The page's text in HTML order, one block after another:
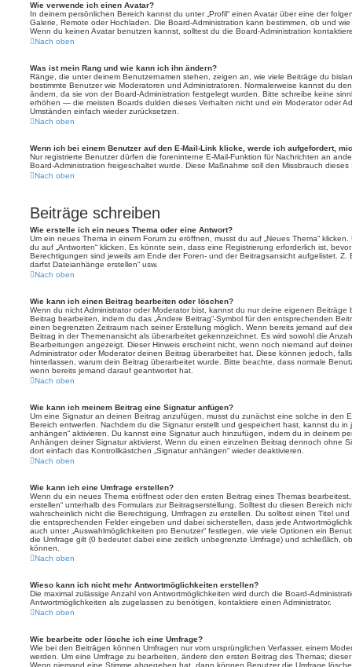
Wie verwende ich einen Avatar?
In deinem persönlichen Bereich kannst du unter „Profil“ einen Avatar über eine der
Galerie, Remote oder Hochladen. Die Board-Administration kann bestimmen, ob und
Wenn du keinen Avatar benutzen kannst, solltest du die Board-Administration
Nach oben
Was ist mein Rang und wie kann ich ihn ändern?
Ränge, die unter deinem Benutzernamen stehen, zeigen an, wie viele Beiträge du
bestimmte Benutzer wie Moderatoren und Administratoren. Normalerweise kannst du
ändern, da sie von der Board-Administration festgelegt wurden. Bitte schreibe keine
erhöhen — die meisten Boards dulden dieses Verhalten nicht und ein Moderator oder
Umständen einfach wieder zurücksetzen.
Nach oben
Wenn ich bei einem Benutzer auf den E-Mail-Link klicke, werde ich aufgefordert,
Nur registrierte Benutzer dürfen die foreninterne E-Mail-Funktion für Nachrichten an
Board-Administration freigeschaltet wurde. Diese Maßnahme soll den Missbrauch
Nach oben
Beiträge schreiben
Wie erstelle ich ein neues Thema oder eine Antwort?
Um ein neues Thema in einem Forum zu eröffnen, musst du auf „Neues Thema“
du auf „Antworten“ klicken. Es könnte sein, dass eine Registrierung erforderlich ist,
Berechtigungen sind jeweils am Ende der Foren- und der Beitragsansicht aufgelistet. Z.
darfst Dateianhänge erstellen“ usw.
Nach oben
Wie kann ich einen Beitrag bearbeiten oder löschen?
Wenn du nicht Administrator oder Moderator bist, kannst du nur deine eigenen
Beitrag bearbeiten, indem du das „Ändere Beitrag“-Symbol für den entsprechenden
einen begrenzten Zeitraum nach seiner Erstellung möglich. Wenn bereits jemand auf
Beitrag in der Themenansicht als überarbeitet gekennzeichnet. Es wird sowohl die
Bearbeitungen angezeigt. Dieser Hinweis erscheint nicht, wenn noch niemand auf
Administrator oder Moderator deinen Beitrag überarbeitet hat. Diese können jedoch,
hinterlassen, warum dein Beitrag überarbeitet wurde. Bitte beachte, dass normale
wenn bereits jemand darauf geantwortet hat.
Nach oben
Wie kann ich meinem Beitrag eine Signatur anfügen?
Um eine Signatur an deinen Beitrag anzufügen, musst du zunächst eine solche in den
Bereich entwerfen. Nachdem du die Signatur erstellt und gespeichert hast, kannst du in
anhängen“ aktivieren. Du kannst eine Signatur auch hinzufügen, indem du in deinem
Anhängen deiner Signatur aktivierst. Wenn du einen einzelnen Beitrag dennoch ohne
dort einfach das Kontrollkästchen „Signatur anhängen“ wieder deaktivieren.
Nach oben
Wie kann ich eine Umfrage erstellen?
Wenn du ein neues Thema eröffnest oder den ersten Beitrag eines Themas
erstellen“ unterhalb des Formulars zur Beitragserstellung. Solltest du diesen Bereich
wahrscheinlich nicht die Berechtigung, Umfragen zu erstellen. Du solltest einen Titel
die entsprechenden Felder eingeben und dabei sicherstellen, dass jede
auch unter „Auswahlmöglichkeiten pro Benutzer“ festlegen, wie viele Optionen ein
die Umfrage gilt (0 bedeutet dabei eine zeitlich unbegrenzte Umfrage) und schließlich,
können.
Nach oben
Wieso kann ich nicht mehr Antwortmöglichkeiten erstellen?
Die maximal zulässige Anzahl von Antwortmöglichkeiten wird durch die Board-
Antwortmöglichkeiten als zugelassen zu benötigen, kontaktiere einen Administrator.
Nach oben
Wie bearbeite oder lösche ich eine Umfrage?
Wie bei den Beiträgen können Umfragen nur vom ursprünglichen Verfasser, einem
werden. Um eine Umfrage zu bearbeiten, ändere den ersten Beitrag des Themas;
Wenn niemand eine Stimme abgegeben hat, dann können Benutzer die Umfrage